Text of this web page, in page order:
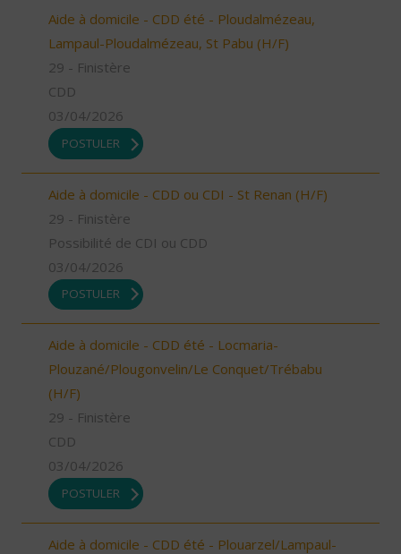
Aide à domicile - CDD été - Ploudalmézeau,
Lampaul-Ploudalmézeau, St Pabu (H/F)
29 - Finistère
CDD
03/04/2026
POSTULER
Aide à domicile - CDD ou CDI - St Renan (H/F)
29 - Finistère
Possibilité de CDI ou CDD
03/04/2026
POSTULER
Aide à domicile - CDD été - Locmaria-
Plouzané/Plougonvelin/Le Conquet/Trébabu
(H/F)
29 - Finistère
CDD
03/04/2026
POSTULER
Aide à domicile - CDD été - Plouarzel/Lampaul-